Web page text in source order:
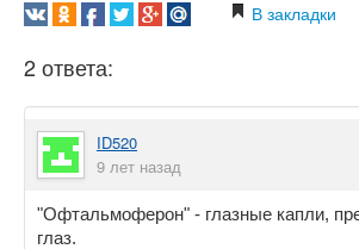
В закладки
2 ответа:
ID520
9 лет назад
"Офтальмоферон" - глазные капли,
глаз.